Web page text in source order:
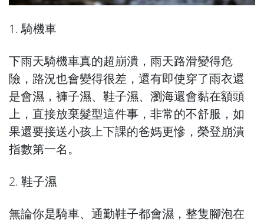
1. 騎機車
下雨天騎機車真的超崩潰，雨天路滑變得危
險，路況也會變得很差，還有即使穿了雨衣還
是會濕，褲子濕、鞋子濕、瀏海還會黏在額頭
上，直接放棄髮型這件事，非常的不舒服，如
果還要接送小孩上下課的爸媽更慘，榮登崩潰
指數第一名。
2. 鞋子濕
無論你是騎車、通勤鞋子都會濕，整隻腳泡在